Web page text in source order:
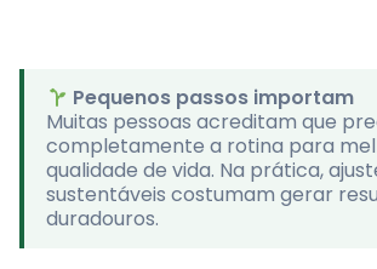
Pequenos passos importam
Muitas pessoas acreditam que
completamente a rotina para
qualidade de vida. Na prática,
sustentáveis costumam gerar
duradouros.